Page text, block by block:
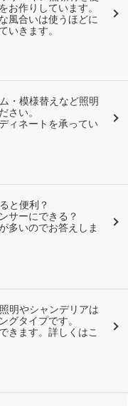
お作りしています。
風合いは使うほどに
いきます。
・模様替えなど照明
さい。
ィネートを承ってい
と便利？
サーにできる？
多いのでお答えしま
明やシャンデリアは
グタイプです。
きます。詳しくはこ